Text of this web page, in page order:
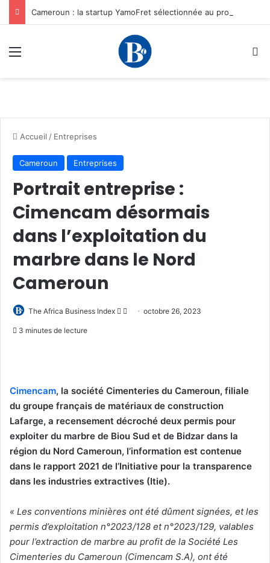
Menu
Accueil / Entreprises
Cameroun Entreprises
Portrait entreprise :
Cimencam désormais
dans l’exploitation du
marbre dans le Nord
Cameroun
The Africa Business Index
Follow
Envoyeroctobre 26, 2023
3 minutes de lecture
Cimencam, la société Cimenteries du Cameroun, filiale
du groupe français de matériaux de construction
Lafarge, a recensement décroché deux permis pour
exploiter du marbre de Biou Sud et de Bidzar dans la
région du Nord Cameroun, l’information est contenue
dans le rapport 2021 de l’Initiative pour la transparence
dans les industries extractives (Itie).
« Les conventions minières ont été dûment signées, et les
permis d’exploitation n°2023/128 et n°2023/129, valables
pour l’extraction de marbre au profit de la Société Les
Cimenteries du Cameroun (Cimencam S.A), ont été